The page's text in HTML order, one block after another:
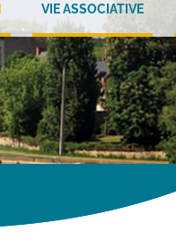
VIE ASSOCIATIVE